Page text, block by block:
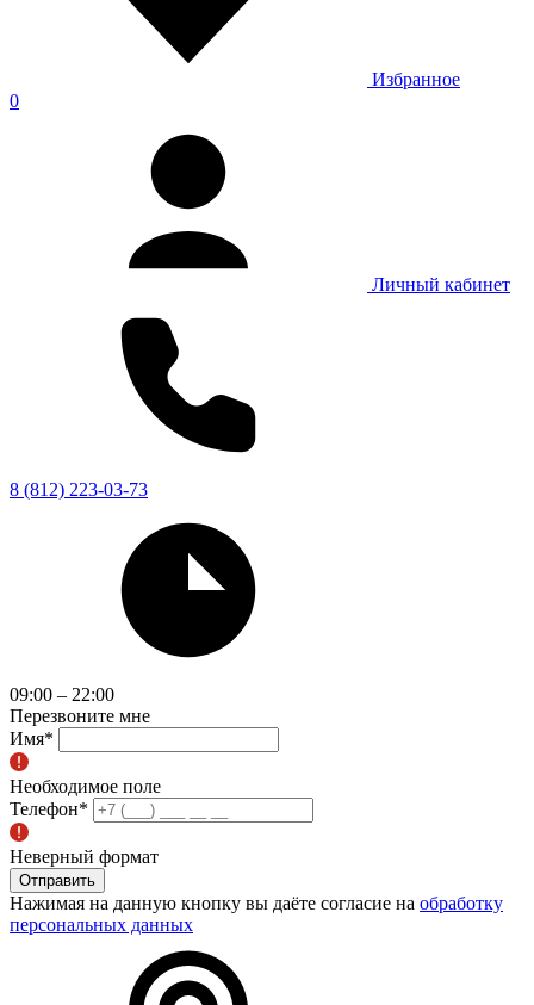
Избранное
0
Личный кабинет
8 (812) 223-03-73
09:00 – 22:00
Перезвоните мне
Имя*
Необходимое поле
Телефон*
Неверный формат
Отправить
Нажимая на данную кнопку вы даёте согласие на обработку
персональных данных